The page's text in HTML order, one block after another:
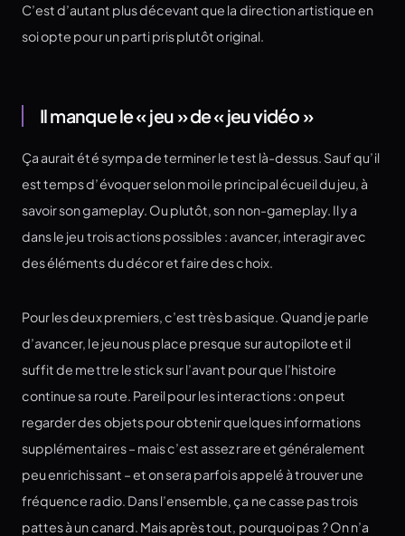
C’est d’autant plus décevant que la direction artistique en
soi opte pour un parti pris plutôt original.
Il manque le « jeu » de « jeu vidéo »
Ça aurait été sympa de terminer le test là-dessus. Sauf qu’il
est temps d’évoquer selon moi le principal écueil du jeu, à
savoir son gameplay. Ou plutôt, son non-gameplay. Il y a
dans le jeu trois actions possibles : avancer, interagir avec
des éléments du décor et faire des choix.
Pour les deux premiers, c’est très basique. Quand je parle
d’avancer, le jeu nous place presque sur autopilote et il
suffit de mettre le stick sur l’avant pour que l’histoire
continue sa route. Pareil pour les interactions : on peut
regarder des objets pour obtenir quelques informations
supplémentaires – mais c’est assez rare et généralement
peu enrichissant – et on sera parfois appelé à trouver une
fréquence radio. Dans l’ensemble, ça ne casse pas trois
pattes à un canard. Mais après tout, pourquoi pas ? On n’a